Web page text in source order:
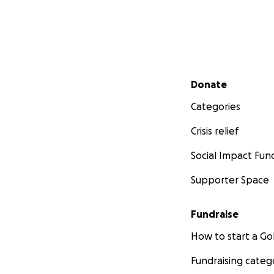
Secondary menu
Donate
Categories
Crisis relief
Social Impact
Supporter Space
Fundraise
How to start a
Fundraising